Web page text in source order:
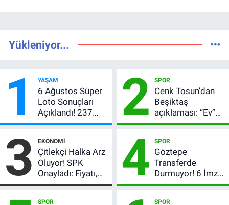
Yükleniyor...
1 YAŞAM
6 Ağustos Süper
Loto Sonuçları
Açıklandı! 237
Milyon TL’lik
2 SPOR
Cenk Tosun’dan
Beşiktaş
açıklaması: “Ev”
dedi, asıl mesajı
verdi
3 EKONOMI
Çitlekçi Halka Arz
Oluyor! SPK
Onayladı: Fiyatı,
Lot Sayısı ve
4 SPOR
Göztepe
Transferde
Durmuyor! 6 İmza
Sonrası Yeni
SPOR SPOR